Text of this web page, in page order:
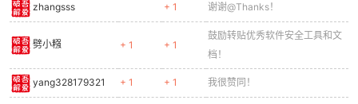
zhangsss + 1 谢谢@Thanks！
劈小糨 + 1 + 1
鼓励转贴优秀软件安全工具和文
档！
yang328179321 + 1 + 1 我很赞同！